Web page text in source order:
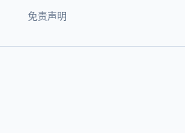
免责声明